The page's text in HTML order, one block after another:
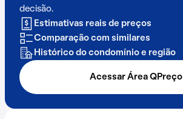
decisão.
Estimativas reais de preços
Comparação com similares
Histórico do condomínio e região
Acessar Área QPreço